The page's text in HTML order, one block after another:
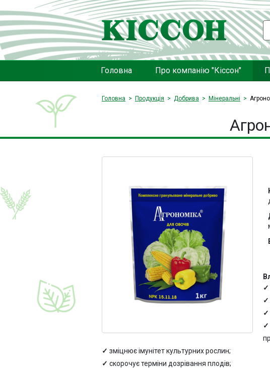
Головна Про компанію "Кіссон"
Головна Продукція Добрива Мінеральні
зміцнює імунітет культурних рослин;
скорочує терміни дозрівання плодів;